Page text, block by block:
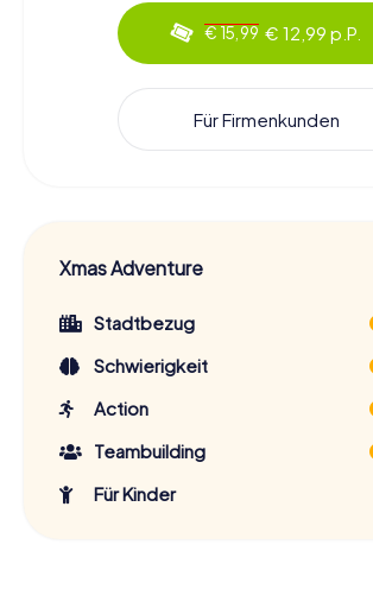
€ 15,99 € 12,99 p.P.
Für Firmenkunden
Xmas Adventure
Stadtbezug
Schwierigkeit
Action
Teambuilding
Für Kinder